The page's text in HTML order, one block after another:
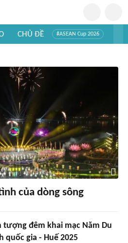
CHỦ ĐỀ #ASEAN Cup 2026
của dòng sông
tượng đêm khai mạc Năm Du
quốc gia - Huế 2025